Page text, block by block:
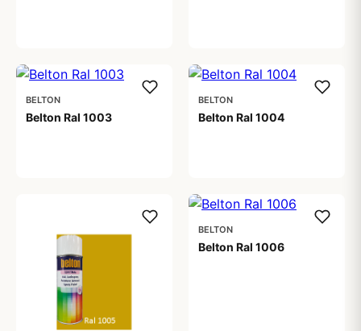
BELTON
Belton Ral 1003
BELTON
Belton Ral 1004
BELTON
Belton Ral 1006